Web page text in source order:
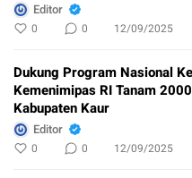
Editor
0 0 12/09/2025
Dukung Program Nasional
Kemenimipas RI Tanam
Kabupaten Kaur
Editor
0 0 12/09/2025